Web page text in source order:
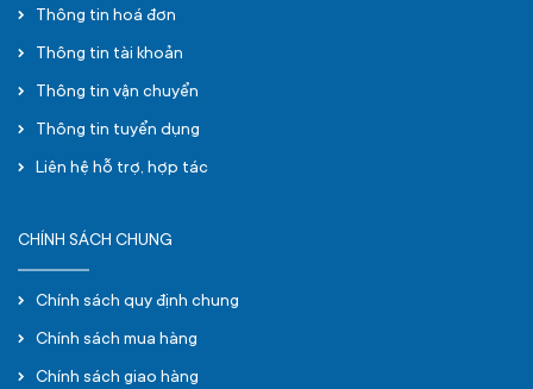
Thông tin hoá đơn
Thông tin tài khoản
Thông tin vận chuyển
Thông tin tuyển dụng
Liên hệ hỗ trợ, hợp tác
CHÍNH SÁCH CHUNG
Chính sách quy định chung
Chính sách mua hàng
Chính sách giao hàng